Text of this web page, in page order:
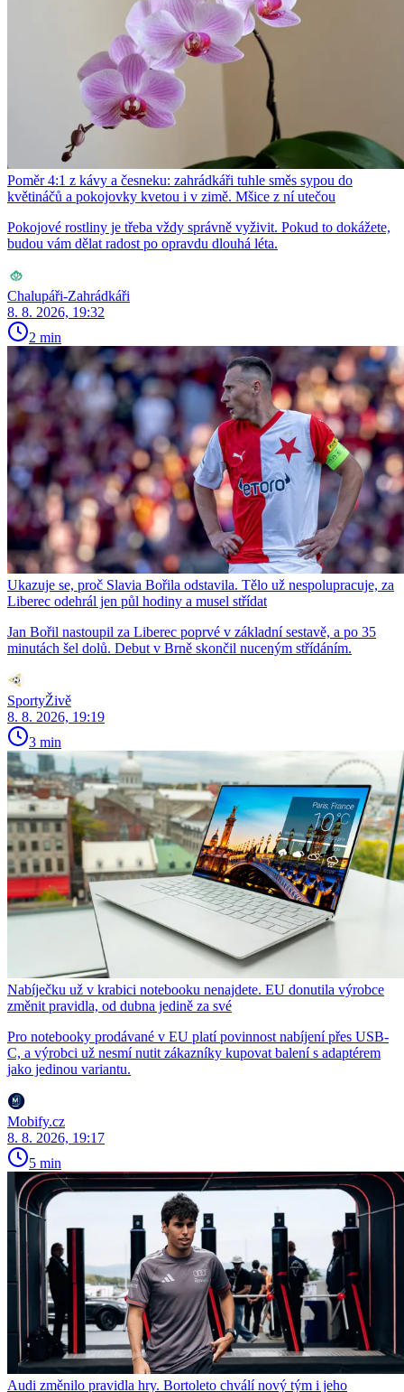
Poměr 4:1 z kávy a česneku: zahrádkáři tuhle směs sypou do
květináčů a pokojovky kvetou i v zimě. Mšice z ní utečou
Pokojové rostliny je třeba vždy správně vyživit. Pokud to dokážete,
budou vám dělat radost po opravdu dlouhá léta.
Chalupáři-Zahrádkáři
8. 8. 2026, 19:32
2 min
Ukazuje se, proč Slavia Bořila odstavila. Tělo už nespolupracuje, za
Liberec odehrál jen půl hodiny a musel střídat
Jan Bořil nastoupil za Liberec poprvé v základní sestavě, a po 35
minutách šel dolů. Debut v Brně skončil nuceným střídáním.
SportyŽivě
8. 8. 2026, 19:19
3 min
Nabíječku už v krabici notebooku nenajdete. EU donutila výrobce
změnit pravidla, od dubna jedině za své
Pro notebooky prodávané v EU platí povinnost nabíjení přes USB-
C, a výrobci už nesmí nutit zákazníky kupovat balení s adaptérem
jako jedinou variantu.
Mobify.cz
8. 8. 2026, 19:17
5 min
Audi změnilo pravidla hry. Bortoleto chválí nový tým i jeho